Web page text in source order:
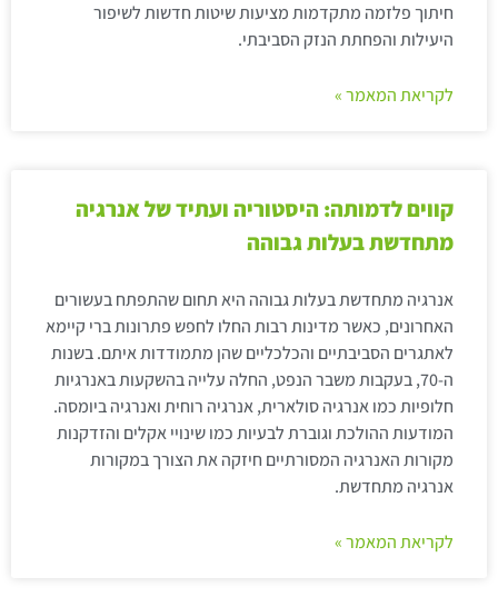
חיתוך פלזמה מתקדמות מציעות שיטות חדשות לשיפור
היעילות והפחתת הנזק הסביבתי.
לקריאת המאמר »
קווים לדמותה: היסטוריה ועתיד של אנרגיה
מתחדשת בעלות גבוהה
אנרגיה מתחדשת בעלות גבוהה היא תחום שהתפתח בעשורים
האחרונים, כאשר מדינות רבות החלו לחפש פתרונות ברי קיימא
לאתגרים הסביבתיים והכלכליים שהן מתמודדות איתם. בשנות
ה-70, בעקבות משבר הנפט, החלה עלייה בהשקעות באנרגיות
חלופיות כמו אנרגיה סולארית, אנרגיה רוחית ואנרגיה ביומסה.
המודעות ההולכת וגוברת לבעיות כמו שינויי אקלים והזדקנות
מקורות האנרגיה המסורתיים חיזקה את הצורך במקורות
אנרגיה מתחדשת.
לקריאת המאמר »